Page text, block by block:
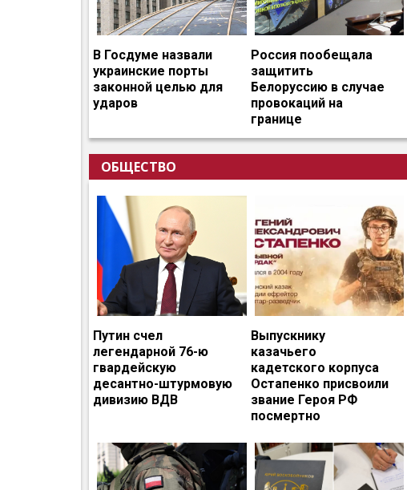
В Госдуме назвали
украинские порты
законной целью для
ударов
Россия пообещала
защитить
Белоруссию в случае
провокаций на
границе
ОБЩЕСТВО
Путин счел
легендарной 76-ю
гвардейскую
десантно-штурмовую
дивизию ВДВ
Выпускнику
казачьего
кадетского корпуса
Остапенко присвоили
звание Героя РФ
посмертно